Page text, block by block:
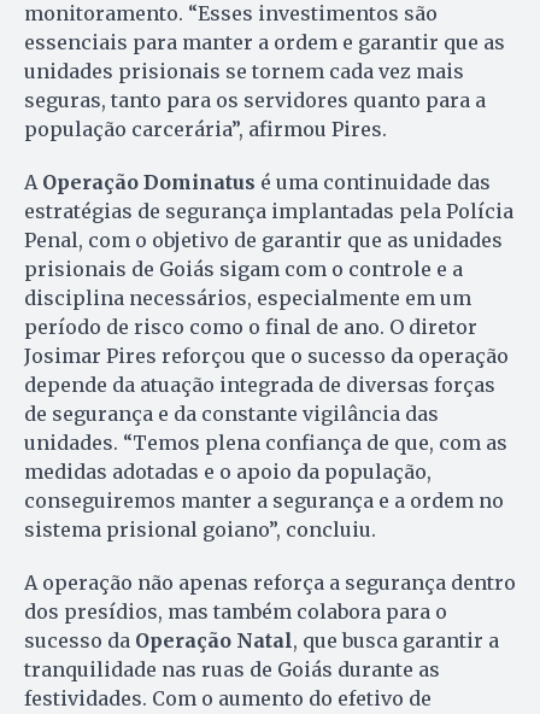
monitoramento. “Esses investimentos são
essenciais para manter a ordem e garantir que as
unidades prisionais se tornem cada vez mais
seguras, tanto para os servidores quanto para a
população carcerária”, afirmou Pires.
A Operação Dominatus é uma continuidade das
estratégias de segurança implantadas pela Polícia
Penal, com o objetivo de garantir que as unidades
prisionais de Goiás sigam com o controle e a
disciplina necessários, especialmente em um
período de risco como o final de ano. O diretor
Josimar Pires reforçou que o sucesso da operação
depende da atuação integrada de diversas forças
de segurança e da constante vigilância das
unidades. “Temos plena confiança de que, com as
medidas adotadas e o apoio da população,
conseguiremos manter a segurança e a ordem no
sistema prisional goiano”, concluiu.
A operação não apenas reforça a segurança dentro
dos presídios, mas também colabora para o
sucesso da Operação Natal, que busca garantir a
tranquilidade nas ruas de Goiás durante as
festividades. Com o aumento do efetivo de